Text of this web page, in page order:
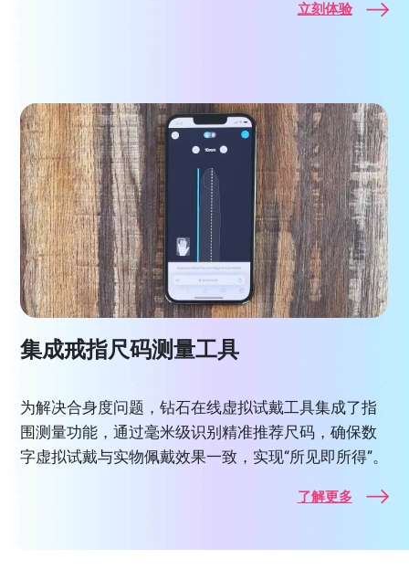
立刻体验
集成戒指尺码测量工具
为解决合身度问题，钻石在线虚拟试戴工具集成了指
围测量功能，通过毫米级识别精准推荐尺码，确保数
字虚拟试戴与实物佩戴效果一致，实现“所见即所得”。
了解更多